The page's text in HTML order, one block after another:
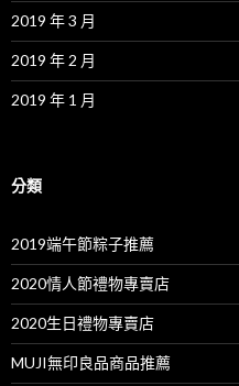
2019 年 3 月
2019 年 2 月
2019 年 1 月
分類
2019端午節粽子推薦
2020情人節禮物專賣店
2020生日禮物專賣店
MUJI無印良品商品推薦